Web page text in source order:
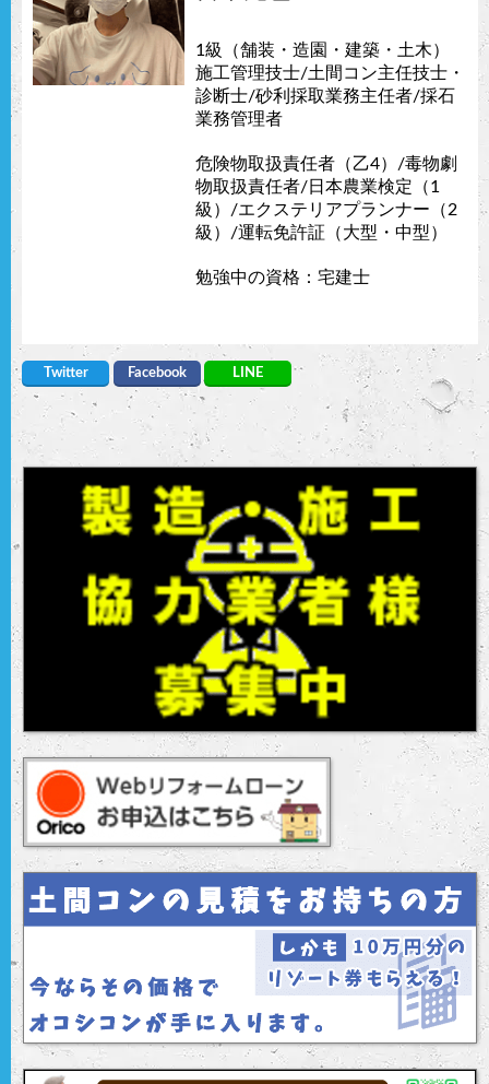
1級（舗装・造園・建築・土木）
施工管理技士/土間コン主任技士・
診断士/砂利採取業務主任者/採石
業務管理者
危険物取扱責任者（乙4）/毒物劇
物取扱責任者/日本農業検定（1
級）/エクステリアプランナー（2
級）/運転免許証（大型・中型）
勉強中の資格：宅建士
Twitter Facebook LINE